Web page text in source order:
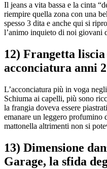
Il jeans a vita bassa e la cinta
riempire quella zona con una
spesso 3 dita e anche qui si
l’animo inquieto di noi giovani
12) Frangetta
acconciatura anni
L’acconciatura più in voga
Schiuma ai capelli, più sono
la frangia doveva essere
emanare un leggero profumino
mattonella altrimenti non si
13) Dimensione
Garage, la sfida